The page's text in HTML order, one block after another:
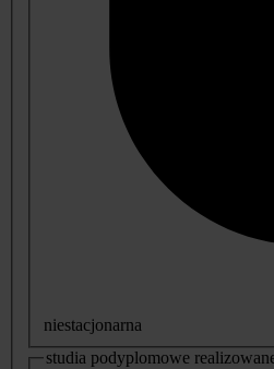
niestacjonarna
studia podyplomowe